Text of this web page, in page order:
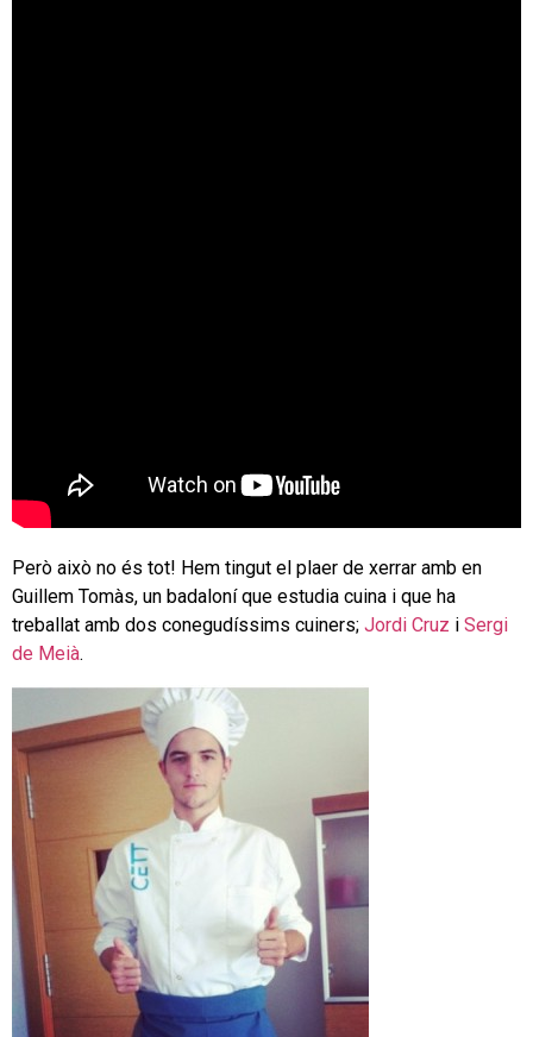
Però això no és tot! Hem tingut el plaer de xerrar amb en
Guillem Tomàs, un badaloní que estudia cuina i que ha
treballat amb dos conegudíssims cuiners; Jordi Cruz i Sergi
de Meià.